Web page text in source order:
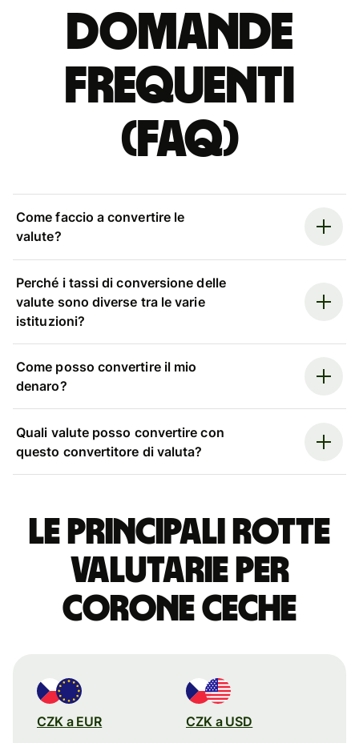
Domande
Frequenti
(FAQ)
Come faccio a convertire le
valute?
Perché i tassi di conversione delle
valute sono diverse tra le varie
istituzioni?
Come posso convertire il mio
denaro?
Quali valute posso convertire con
questo convertitore di valuta?
Le principali rotte
valutarie per
corone ceche
CZK a EUR CZK a USD